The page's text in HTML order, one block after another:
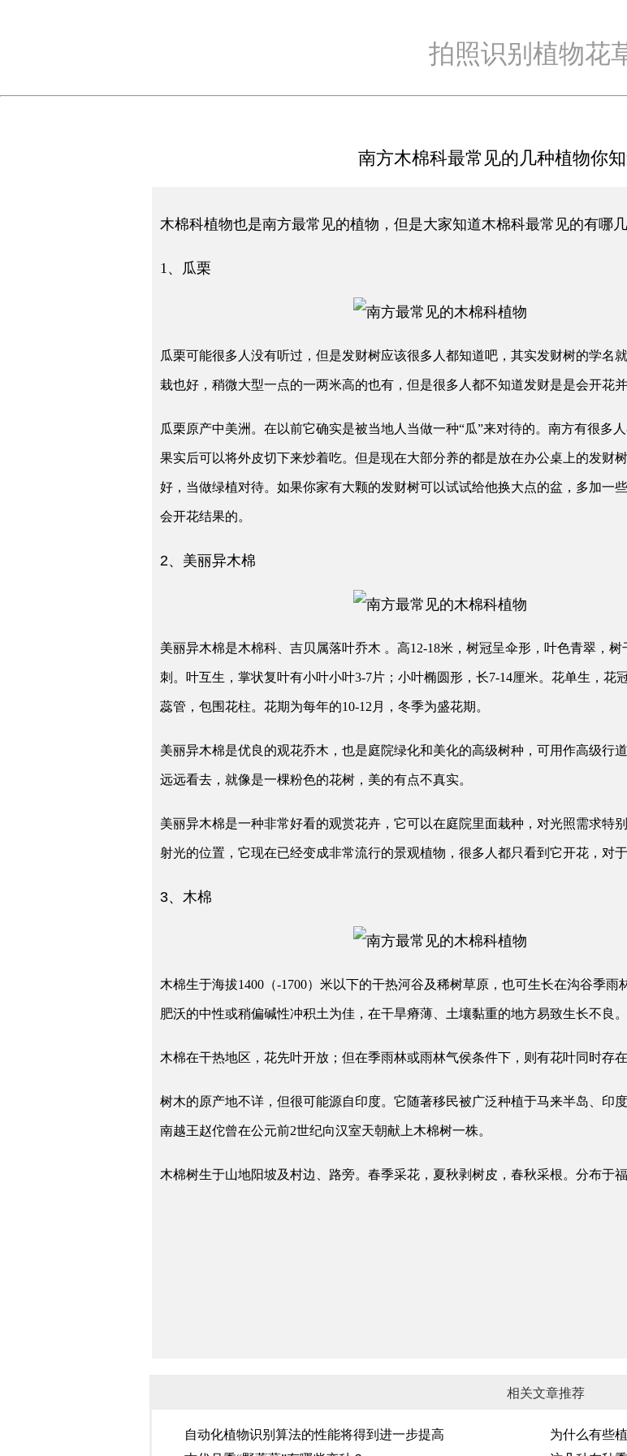
拍照识别植物花
南方木棉科最常见的几种植物你
木棉科植物也是南方最常见的植物，但是大家知道木棉科最常见的有哪
1、瓜栗
瓜栗可能很多人没有听过，但是发财树应该很多人都知道吧，其实发财树的学名
栽也好，稍微大型一点的一两米高的也有，但是很多人都不知道发财是是会开花并
瓜栗原产中美洲。在以前它确实是被当地人当做一种“瓜”来对待的。南方有很多
果实后可以将外皮切下来炒着吃。但是现在大部分养的都是放在办公桌上的发财
好，当做绿植对待。如果你家有大颗的发财树可以试试给他换大点的盆，多加一
会开花结果的。
2、美丽异木棉
美丽异木棉是木棉科、吉贝属落叶乔木 。高12-18米，树冠呈伞形，叶色青翠，
刺。叶互生，掌状复叶有小叶小叶3-7片；小叶椭圆形，长7-14厘米。花单生，
蕊管，包围花柱。花期为每年的10-12月，冬季为盛花期。
美丽异木棉是优良的观花乔木，也是庭院绿化和美化的高级树种，可用作高级行道
远远看去，就像是一棵粉色的花树，美的有点不真实。
美丽异木棉是一种非常好看的观赏花卉，它可以在庭院里面栽种，对光照需求特
射光的位置，它现在已经变成非常流行的景观植物，很多人都只看到它开花，对
3、木棉
木棉生于海拔1400（-1700）米以下的干热河谷及稀树草原，也可生长在沟谷季
肥沃的中性或稍偏碱性冲积土为佳，在干旱瘠薄、土壤黏重的地方易致生长不良。
木棉在干热地区，花先叶开放；但在季雨林或雨林气侯条件下，则有花叶同时存
树木的原产地不详，但很可能源自印度。它随著移民被广泛种植于马来半岛、印
南越王赵佗曾在公元前2世纪向汉室天朝献上木棉树一株。
木棉树生于山地阳坡及村边、路旁。春季采花，夏秋剥树皮，春秋采根。分布于
相关文章推荐
自动化植物识别算法的性能将得到进一步提高
为什么有些